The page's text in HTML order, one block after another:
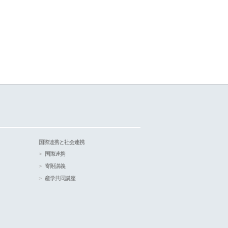
国際連携と社会連携
国際連携
寄附講義
産学共同講座